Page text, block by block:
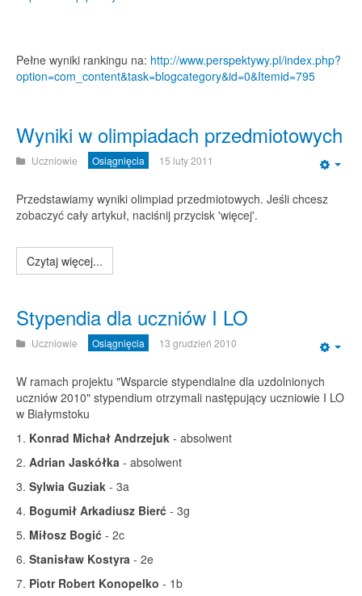
Pełne wyniki rankingu na: http://www.perspektywy.pl/index.php?
option=com_content&task=blogcategory&id=0&Itemid=795
Wyniki w olimpiadach przedmiotowych
Uczniowie Osiągnięcia 15 luty 2011
Przedstawiamy wyniki olimpiad przedmiotowych. Jeśli chcesz
zobaczyć cały artykuł, naciśnij przycisk 'więcej'.
Czytaj więcej...
Stypendia dla uczniów I LO
Uczniowie Osiągnięcia 13 grudzień 2010
W ramach projektu "Wsparcie stypendialne dla uzdolnionych
uczniów 2010" stypendium otrzymali następujący uczniowie I LO
w Białymstoku
1. Konrad Michał Andrzejuk - absolwent
2. Adrian Jaskółka - absolwent
3. Sylwia Guziak - 3a
4. Bogumił Arkadiusz Bierć - 3g
5. Miłosz Bogić - 2c
6. Stanisław Kostyra - 2e
7. Piotr Robert Konopelko - 1b